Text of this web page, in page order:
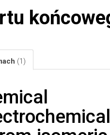
(1)